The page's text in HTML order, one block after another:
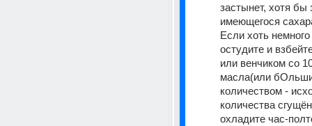
застынет, хотя бы
имеющегося
Если хоть немного
остудите и
или венчиком со
масла(или
количеством -
количества
охладите час-